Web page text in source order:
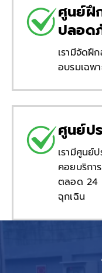
ศูนย์ฝึ
ปลอด
เรามีจัดฝึ
อบรมเฉพา
ศูนย์ป
เรามีศูนย์
คอยบริกา
ตลอด 24
ฉุกเฉิน